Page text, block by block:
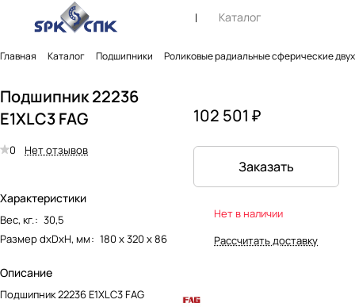
Каталог
Главная Каталог Подшипники Роликовые радиальные сферические
Подшипник 22236
E1XLC3 FAG
0 Нет отзывов
Характеристики
Вес, кг.: 30,5
Размер dxDxH, мм: 180 х 320 х 86
Описание
Подшипник 22236 E1XLC3 FAG
102 501 ₽
Заказать
Нет в наличии
Рассчитать доставку